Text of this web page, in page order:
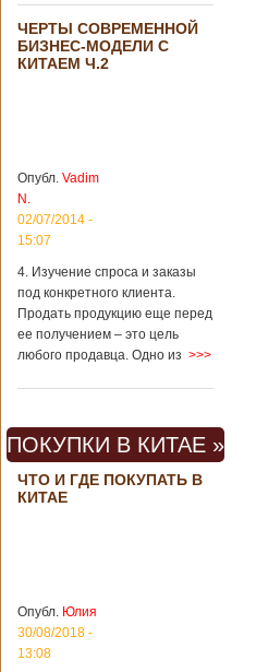
для туристов
вещи в Китае
Традиции и
образ жизни
жителей Китая
вещах, которые
больше всего
удивляют туристов
в Поднебесной.
в метрополитене В
Пекине или
Шанхае терактов
не было, да и весь
Китай в этом
считается
государством. Но в
метрополитене
Шанхая или
Подробнее...
Опубликовано
родителей
появился их
ребенок. Выносила
малыша
ЧЕРТЫ СОВРЕМЕННОЙ
БИЗНЕС-МОДЕЛИ С
КИТАЕМ Ч.2
Опубл. Vadim
N.
02/07/2014 -
15:07
4. Изучение спроса и заказы
под конкретного клиента.
Продать продукцию еще перед
ее получением – это цель
любого продавца. Одно из >>>
ПОКУПКИ В КИТАЕ »
ЧТО И ГДЕ ПОКУПАТЬ В
КИТАЕ
Опубл. Юлия
30/08/2018 -
13:08